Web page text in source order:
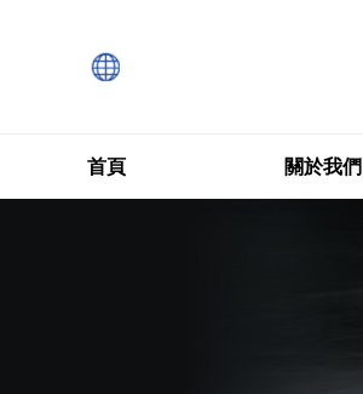
首頁 關於我們